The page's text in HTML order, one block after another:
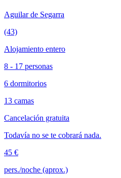
Aguilar de Segarra
(43)
Alojamiento entero
8 - 17 personas
6 dormitorios
13 camas
Cancelación gratuita
Todavía no se te cobrará nada.
45 €
pers./noche (aprox.)